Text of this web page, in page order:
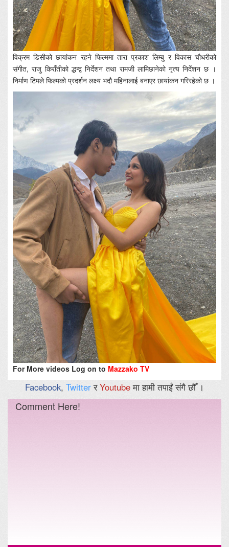
विक्रम डिसीको छायांकन रहने फिल्ममा तारा प्रकाश लिम्बु र विकास चौधरीको
संगीत, राजु किराँतीको द्धन्द्व निर्देशन तथा रामजी लामिछानेको नृत्य निर्देशन छ ।
निर्माण टिमले फिल्मको प्रदर्शन लक्ष्य भदौ महिनालाई बनाएर छायांकन गरिरहेको छ ।
For More videos Log on to Mazzako TV
Facebook, TwitterरYoutubeमा हामी तपाईं संगै छौँ ।
Comment Here!